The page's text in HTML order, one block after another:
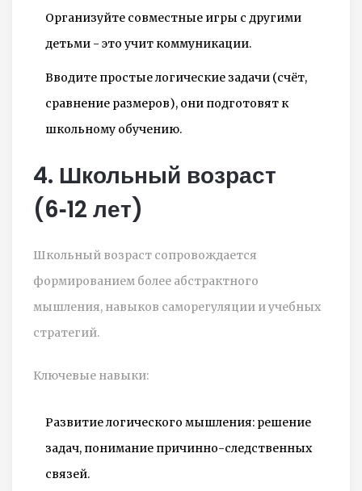
Организуйте совместные игры с другими
детьми - это учит коммуникации.
Вводите простые логические задачи (счёт,
сравнение размеров), они подготовят к
школьному обучению.
4. Школьный возраст
(6‑12 лет)
Школьный возраст сопровождается
формированием более абстрактного
мышления, навыков саморегуляции и учебных
стратегий.
Ключевые навыки:
Развитие логического мышления: решение
задач, понимание причинно-следственных
связей.